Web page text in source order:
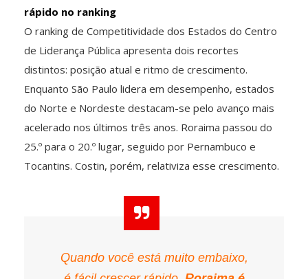
rápido no ranking
O ranking de Competitividade dos Estados do Centro
de Liderança Pública apresenta dois recortes
distintos: posição atual e ritmo de crescimento.
Enquanto São Paulo lidera em desempenho, estados
do Norte e Nordeste destacam-se pelo avanço mais
acelerado nos últimos três anos. Roraima passou do
25.º para o 20.º lugar, seguido por Pernambuco e
Tocantins. Costin, porém, relativiza esse crescimento.
Quando você está muito embaixo,